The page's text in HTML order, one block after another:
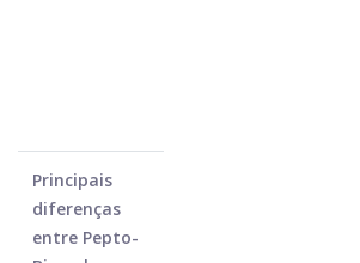
Principais
diferenças
entre Pepto-